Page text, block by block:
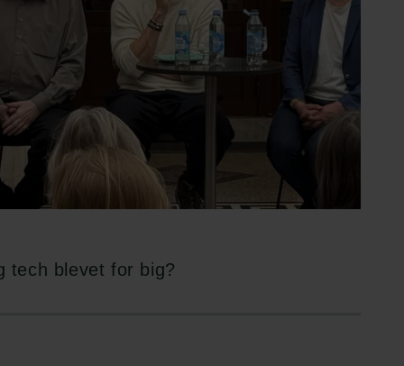
tech blevet for big?